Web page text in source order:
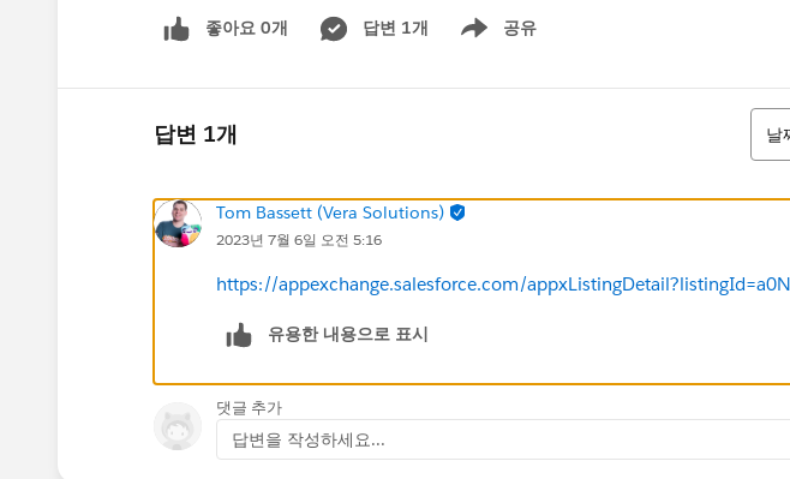
좋아요 0개 답변 1개 공유
Show menu
답변 1개
정렬
날
Tom Bassett (Vera Solutions)
2023년 7월 6일 오전 5:16
https://appexchange.salesforce.com/
유용한 내용으로 표시
댓글 추가
답변을 작성하세요...